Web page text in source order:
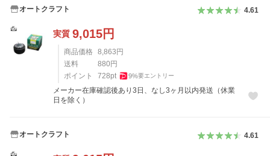
オートクラフト 4.61
実質 9,015円
商品価格 8,863 円
送料
880 円
ポイント
728pt 9%要エントリー
メーカー在庫確認後あり3日、なし3ヶ月以内発送（休業
日を除く）
オートクラフト 4.61